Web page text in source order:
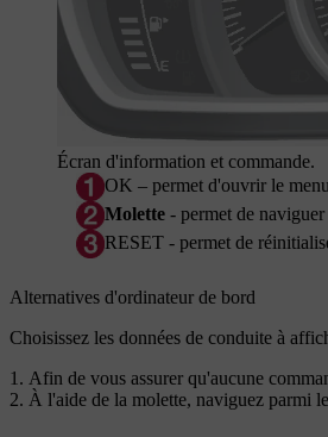
Écran d'information et commande.
OK – permet d'ouvrir le
Molette - permet de
RESET - permet de
Alternatives d'ordinateur de bord
Choisissez les données de conduite à
Afin de vous assurer qu'aucune
À l'aide de la molette, naviguez parmi